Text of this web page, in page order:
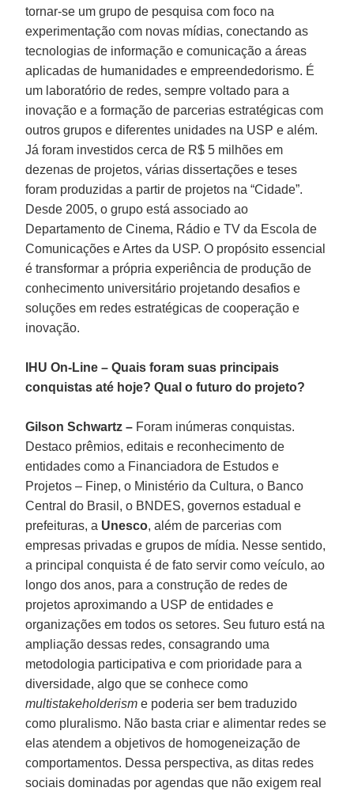
tornar-se um grupo de pesquisa com foco na
experimentação com novas mídias, conectando as
tecnologias de informação e comunicação a áreas
aplicadas de humanidades e empreendedorismo. É
um laboratório de redes, sempre voltado para a
inovação e a formação de parcerias estratégicas com
outros grupos e diferentes unidades na USP e além.
Já foram investidos cerca de R$ 5 milhões em
dezenas de projetos, várias dissertações e teses
foram produzidas a partir de projetos na “Cidade”.
Desde 2005, o grupo está associado ao
Departamento de Cinema, Rádio e TV da Escola de
Comunicações e Artes da USP. O propósito essencial
é transformar a própria experiência de produção de
conhecimento universitário projetando desafios e
soluções em redes estratégicas de cooperação e
inovação.
IHU On-Line – Quais foram suas principais
conquistas até hoje? Qual o futuro do projeto?
Gilson Schwartz – Foram inúmeras conquistas.
Destaco prêmios, editais e reconhecimento de
entidades como a Financiadora de Estudos e
Projetos – Finep, o Ministério da Cultura, o Banco
Central do Brasil, o BNDES, governos estadual e
prefeituras, a Unesco, além de parcerias com
empresas privadas e grupos de mídia. Nesse sentido,
a principal conquista é de fato servir como veículo, ao
longo dos anos, para a construção de redes de
projetos aproximando a USP de entidades e
organizações em todos os setores. Seu futuro está na
ampliação dessas redes, consagrando uma
metodologia participativa e com prioridade para a
diversidade, algo que se conhece como
multistakeholderism e poderia ser bem traduzido
como pluralismo. Não basta criar e alimentar redes se
elas atendem a objetivos de homogeneização de
comportamentos. Dessa perspectiva, as ditas redes
sociais dominadas por agendas que não exigem real